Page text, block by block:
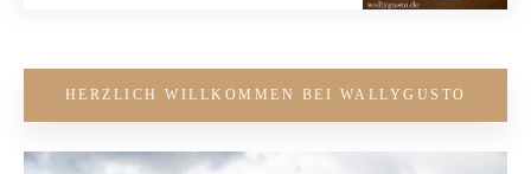
HERZLICH WILLKOMMEN BEI WALLYGUSTO